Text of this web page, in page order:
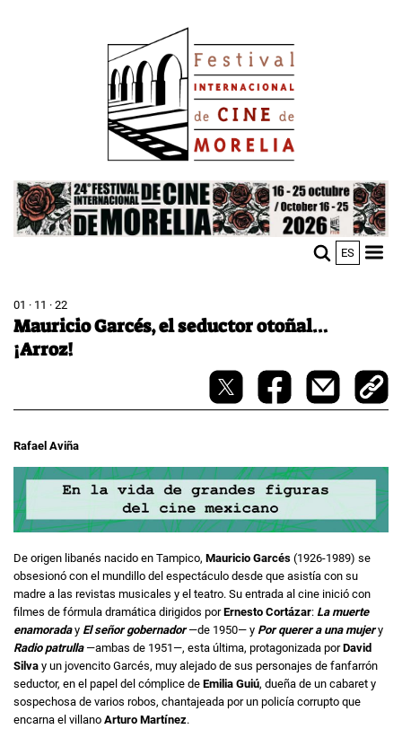
Image
ES
01 · 11 · 22
Mauricio Garcés, el seductor otoñal…
¡Arroz!
Rafael Aviña
De origen libanés nacido en Tampico, Mauricio Garcés (1926-1989) se
obsesionó con el mundillo del espectáculo desde que asistía con su
madre a las revistas musicales y el teatro. Su entrada al cine inició con
filmes de fórmula dramática dirigidos porErnesto Cortázar: La muerte
enamoraday El señor gobernador—de 1950— y Por querer a una mujery
Radio patrulla—ambas de 1951—, esta última, protagonizada porDavid
Silva y un jovencito Garcés, muy alejado de sus personajes de fanfarrón
seductor, en el papel del cómplice de Emilia Guiú, dueña de un cabaret y
sospechosa de varios robos, chantajeada por un policía corrupto que
encarna el villano Arturo Martínez.